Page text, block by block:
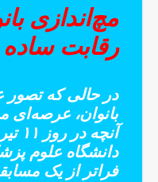
مچ‌اندازی
رقابت ساده
در حالی که تصور
بانوان، عرصه‌ای
دانشگاه علوم
فراتر از یک